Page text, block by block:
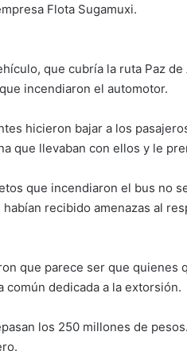
Flota Sugamuxi.
que cubría la ruta Paz
incendiaron el automotor.
hicieron bajar a los
que llevaban con ellos y le
que incendiaron el bus no
recibido amenazas al
que parece ser que quienes
común dedicada a la extorsión.
los 250 millones de